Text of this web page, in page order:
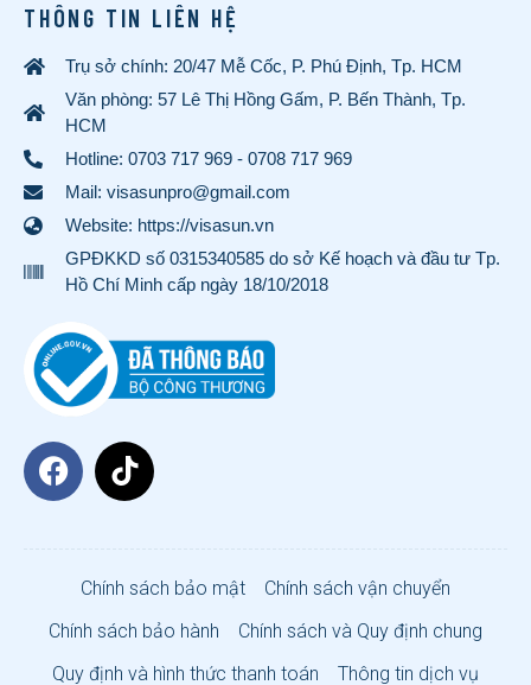
THÔNG TIN LIÊN HỆ
Trụ sở chính: 20/47 Mễ Cốc, P. Phú Định, Tp. HCM
Văn phòng: 57 Lê Thị Hồng Gấm, P. Bến Thành, Tp.
HCM
Hotline: 0703 717 969 - 0708 717 969
Mail: visasunpro@gmail.com
Website: https://visasun.vn
GPĐKKD số 0315340585 do sở Kế hoạch và đầu tư Tp.
Hồ Chí Minh cấp ngày 18/10/2018
Chính sách bảo mật
Chính sách vận chuyển
Chính sách bảo hành
Chính sách và Quy định chung
Quy định và hình thức thanh toán
Thông tin dịch vụ